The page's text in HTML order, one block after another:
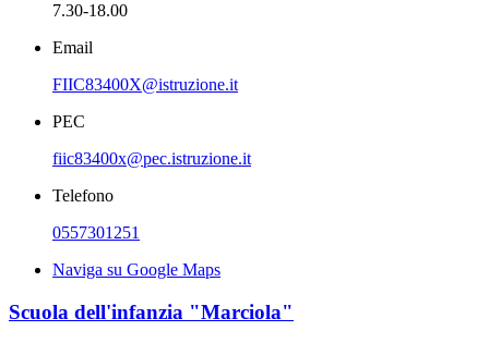
7.30-18.00
Email
FIIC83400X@istruzione.it
PEC
fiic83400x@pec.istruzione.it
Telefono
0557301251
Naviga su Google Maps
Scuola dell'infanzia "Marciola"